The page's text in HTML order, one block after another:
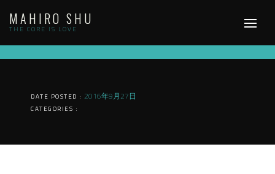
content
MAHIRO SHU
THE CORE IS LOVE
DATE POSTED : 2016年9月27日
CATEGORIES :